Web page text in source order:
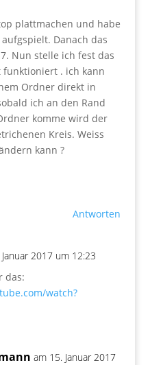
plattmachen und habe
Danach das
Nun stelle ich fest das
funktioniert . ich kann
Ordner direkt in
ich an den Rand
komme wird der
Kreis. Weiss
kann ?
Antworten
2017 um 12:23
das:
watch?
am 15. Januar 2017